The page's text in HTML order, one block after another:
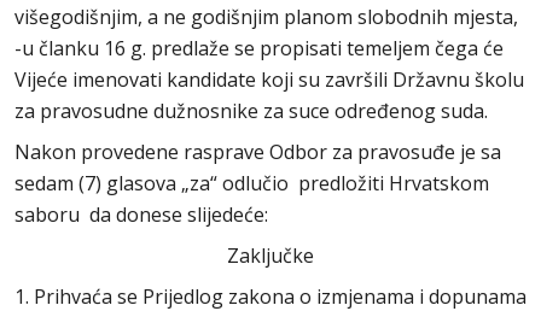
višegodišnjim, a ne godišnjim planom slobodnih mjesta,
-u članku 16 g. predlaže se propisati temeljem čega će
Vijeće imenovati kandidate koji su završili Državnu školu
za pravosudne dužnosnike za suce određenog suda.
Nakon provedene rasprave Odbor za pravosuđe je sa
sedam (7) glasova „za“ odlučio predložiti Hrvatskom
saboru da donese slijedeće:
Zaključke
1. Prihvaća se Prijedlog zakona o izmjenama i dopunama